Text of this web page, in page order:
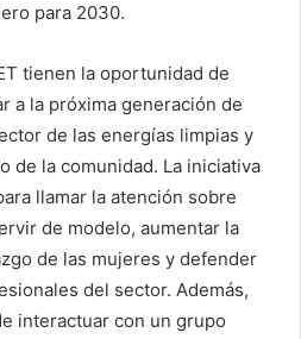
para 2030.
tienen la oportunidad de
a la próxima generación de
de las energías limpias y
de la comunidad. La iniciativa
llamar la atención sobre
de modelo, aumentar la
de las mujeres y defender
del sector. Además,
interactuar con un grupo